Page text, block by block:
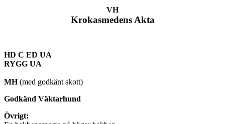
VH
Krokasmedens Akta
HD C ED UA
RYGG UA
MH(med godkänt skott)
Godkänd Väktarhund
Övrigt: